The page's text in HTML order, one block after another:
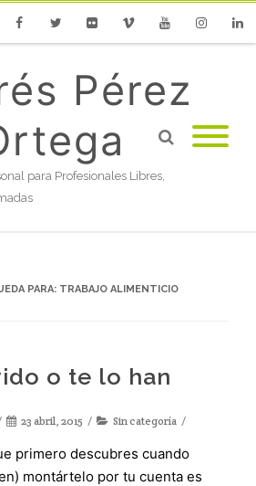
Pérez
para Profesionales Libres,
PARA: TRABAJO ALIMENTICIO
o te lo han
23 abril, 2015
Sin categoría
primero descubres cuando
montártelo por tu cuenta es